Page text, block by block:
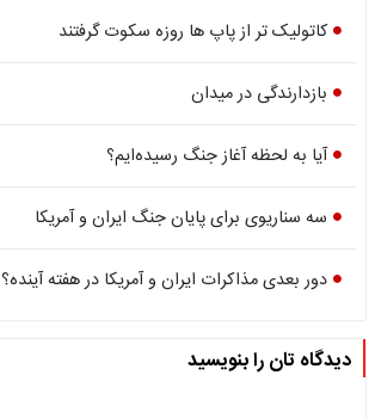
کاتولیک تر از پاپ ها روزه سکوت گرفتند
بازدارندگی در میدان
آیا به لحظه آغاز جنگ رسیده‌ایم؟
سه سناریوی برای پایان جنگ ایران و آمریکا
دور بعدی مذاکرات ایران و آمریکا در هفته آینده؟
دیدگاه تان را بنویسید